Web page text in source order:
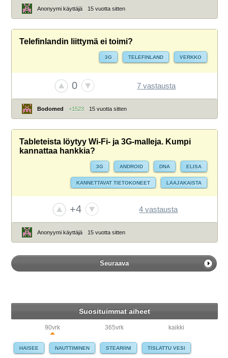
Anonyymi käyttäjä 15 vuotta sitten
Telefinlandin liittymä ei toimi?
3G TELEFINLAND VERKKO
0 7 vastausta
Bodomed +1523 15 vuotta sitten
Tableteista löytyy Wi-Fi- ja 3G-malleja. Kumpi
kannattaa hankkia?
3G ANDROID DNA ELISA
KANNETTAVAT TIETOKONEET LAAJAKAISTA
NETTIYHTEYS. TABLET
TIETOKONEEN OSTO WELHO
+4 4 vastausta
Anonyymi käyttäjä 15 vuotta sitten
Seuraava
Suosituimmat aiheet
90vrk 365vrk kaikki
HAISEE NAUTTIMINEN STEARIINI TISLATTU VESI